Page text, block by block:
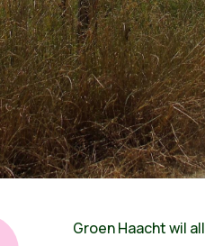
Groen Haacht wil